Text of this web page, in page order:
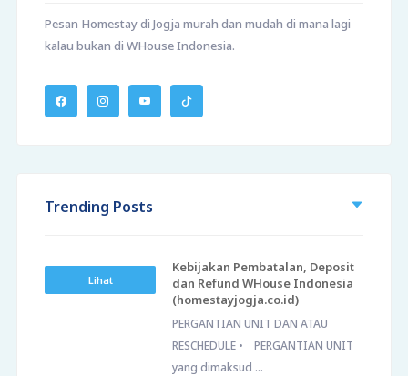
Pesan Homestay di Jogja murah dan mudah di mana lagi
kalau bukan di WHouse Indonesia.
Trending Posts
Lihat
Kebijakan Pembatalan, Deposit
dan Refund WHouse Indonesia
(homestayjogja.co.id)
PERGANTIAN UNIT DAN ATAU
RESCHEDULE • PERGANTIAN UNIT
yang dimaksud ...